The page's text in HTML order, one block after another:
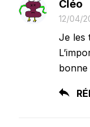
Cléo
12/04/
Je les